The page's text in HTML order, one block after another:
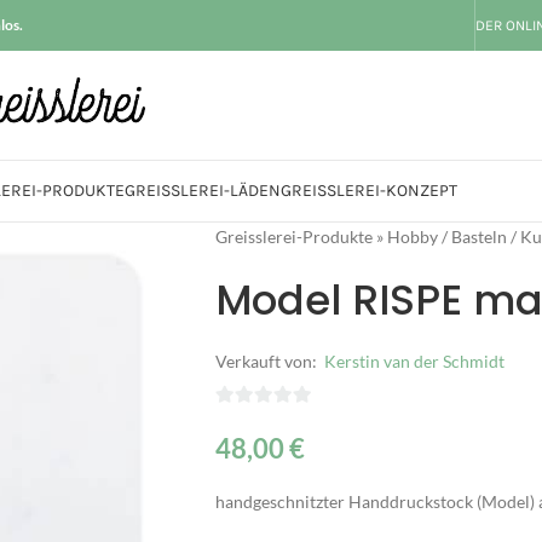
DER
PRODUKTEGREISSLEREI-LÄDENGREISSLEREI-KONZEPT
Greisslerei-Produkte» Hobby / Basteln /
Model RISPE
Verkauft von: Kerstin van der Schmidt
von
48,00€
handgeschnitzter Handdruckstock (Model)